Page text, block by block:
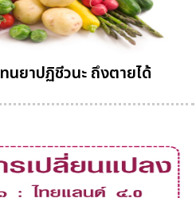
นยาปฏิชีวนะ ถึงตายได้